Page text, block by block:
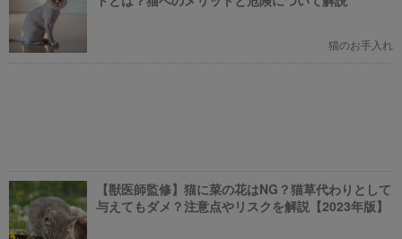
猫のお手入れ
【獣医師監修】猫に菜の花はNG？猫草代わりとして
与えてもダメ？注意点やリスクを解説【2023年版】